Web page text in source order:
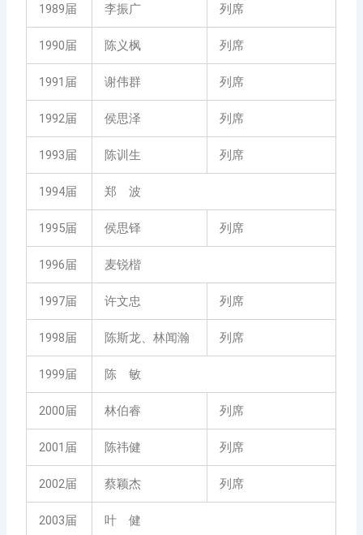
1989届 李振广 列席
1990届 陈义枫 列席
1991届 谢伟群 列席
1992届 侯思泽 列席
1993届 陈训生 列席
1994届 郑 波
1995届 侯思铎 列席
1996届 麦锐楷
1997届 许文忠 列席
1998届 陈斯龙、林闻瀚 列席
1999届 陈 敏
2000届 林伯睿 列席
2001届 陈祎健 列席
2002届 蔡颖杰 列席
2003届 叶 健